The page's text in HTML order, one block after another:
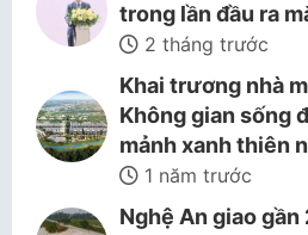
trong lần đầu ra
2 tháng trước
Khai trương nhà
Không gian sống
mảnh xanh thiên
1 năm trước
Nghệ An giao